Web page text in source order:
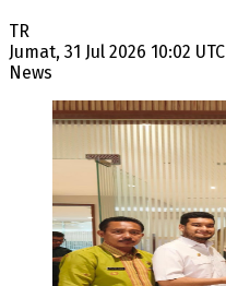
TR
Jumat, 31 Jul 2026 10:02 UTC
News